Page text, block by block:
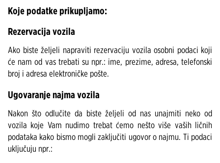
Koje podatke prikupljamo:
Rezervacija vozila
Ako biste željeli napraviti rezervaciju vozila osobni podaci koji
će nam od vas trebati su npr.: ime, prezime, adresa, telefonski
broj i adresa elektroničke pošte.
Ugovaranje najma vozila
Nakon što odlučite da biste željeli od nas unajmiti neko od
vozila koje Vam nudimo trebat ćemo nešto više vaših ličnih
podataka kako bismo mogli zaključiti ugovor o najmu. Ti podaci
uključuju npr.: